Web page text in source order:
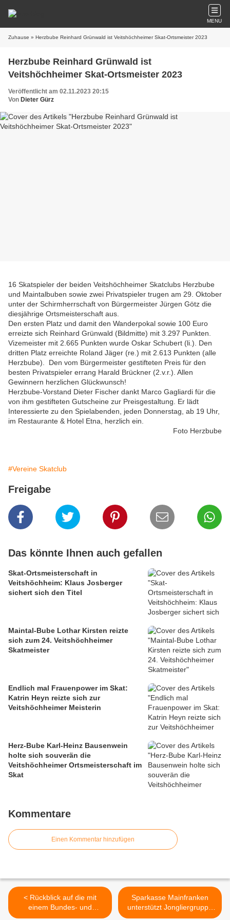
MENU
Zuhause » Herzbube Reinhard Grünwald ist Veitshöchheimer Skat-Ortsmeister 2023
Herzbube Reinhard Grünwald ist
Veitshöchheimer Skat-Ortsmeister 2023
Veröffentlicht am 02.11.2023 20:15
Von Dieter Gürz
16 Skatspieler der beiden Veitshöchheimer Skatclubs Herzbube
und Maintalbuben sowie zwei Privatspieler trugen am 29. Oktober
unter der Schirmherrschaft von Bürgermeister Jürgen Götz die
diesjährige Ortsmeisterschaft aus.
Den ersten Platz und damit den Wanderpokal sowie 100 Euro
erreizte sich Reinhard Grünwald (Bildmitte) mit 3.297 Punkten.
Vizemeister mit 2.665 Punkten wurde Oskar Schubert (li.). Den
dritten Platz erreichte Roland Jäger (re.) mit 2.613 Punkten (alle
Herzbube). Den vom Bürgermeister gestifteten Preis für den
besten Privatspieler errang Harald Brückner (2.v.r.). Allen
Gewinnern herzlichen Glückwunsch!
Herzbube-Vorstand Dieter Fischer dankt Marco Gagliardi für die
von ihm gestifteten Gutscheine zur Preisgestaltung. Er lädt
Interessierte zu den Spielabenden, jeden Donnerstag, ab 19 Uhr,
im Restaurante & Hotel Etna, herzlich ein.
Foto Herzbube
#Vereine Skatclub
Freigabe
Das könnte Ihnen auch gefallen
Skat-Ortsmeisterschaft in
Veitshöchheim: Klaus Josberger
sichert sich den Titel
Maintal-Bube Lothar Kirsten reizte
sich zum 24. Veitshöchheimer
Skatmeister
Endlich mal Frauenpower im Skat:
Katrin Heyn reizte sich zur
Veitshöchheimer Meisterin
Herz-Bube Karl-Heinz Bausenwein
holte sich souverän die
Veitshöchheimer Ortsmeisterschaft im
Skat
Kommentare
Einen Kommentar hinzufügen
< Rückblick auf die mit
einem Bundes- und
Landespreisen prämierte
Sparkasse Mainfranken
unterstützt Jongliergruppe
„Drunter & Drüber“ des